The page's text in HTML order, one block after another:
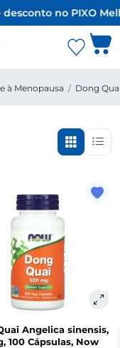
desconto no PIXO
à Menopausa / Dong
Angelica sinensis,
100 Cápsulas, Now